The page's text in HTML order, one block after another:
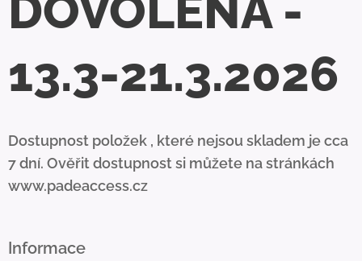
DOVOLENÁ -
13.3-21.3.2026
Dostupnost položek , které nejsou skladem je cca
7 dní. Ověřit dostupnost si můžete na stránkách
www.padeaccess.cz
Informace